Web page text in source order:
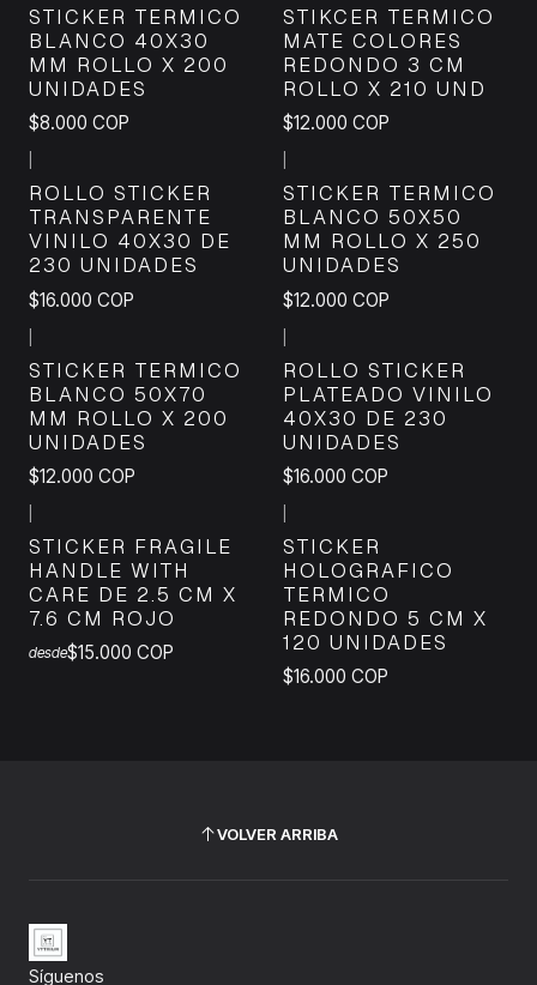
STICKER TERMICO
BLANCO 40X30
MM ROLLO X 200
UNIDADES
$8.000 COP
STIKCER TERMICO
MATE COLORES
REDONDO 3 CM
ROLLO X 210 UND
$12.000 COP
ROLLO STICKER
TRANSPARENTE
VINILO 40X30 DE
230 UNIDADES
$16.000 COP
STICKER TERMICO
BLANCO 50X50
MM ROLLO X 250
UNIDADES
$12.000 COP
STICKER TERMICO
BLANCO 50X70
MM ROLLO X 200
UNIDADES
$12.000 COP
ROLLO STICKER
PLATEADO VINILO
40X30 DE 230
UNIDADES
$16.000 COP
STICKER FRAGILE
HANDLE WITH
CARE DE 2.5 CM X
7.6 CM ROJO
desde$15.000 COP
STICKER
HOLOGRAFICO
TERMICO
REDONDO 5 CM X
120 UNIDADES
$16.000 COP
VOLVER ARRIBA
Síguenos